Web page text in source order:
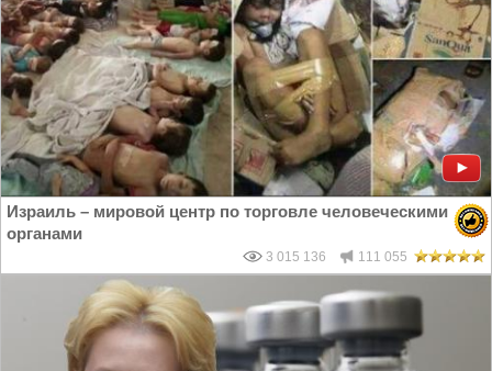
Израиль – мировой центр по торговле человеческими
органами
3 015 136 111 055